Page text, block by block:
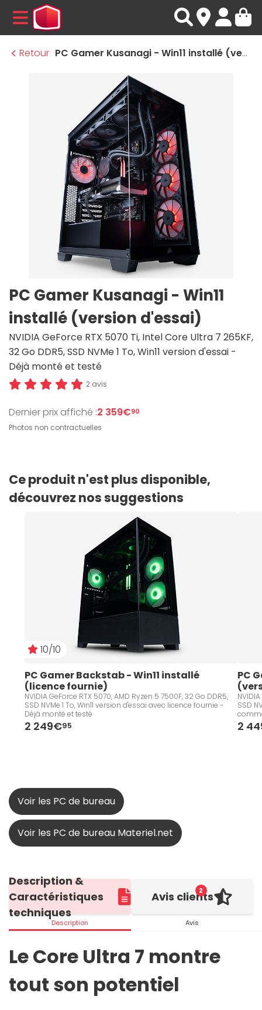
MENU
Retour
PC Gamer Kusanagi - Win11 installé (version d'essai)
PC Gamer Kusanagi - Win11
installé (version d'essai)
NVIDIA GeForce RTX 5070 Ti, Intel Core Ultra 7 265KF,
32 Go DDR5, SSD NVMe 1 To, Win11 version d'essai -
Déjà monté et testé
2 avis
Dernier prix affiché :2 359€90
Photos non contractuelles
Ce produit n'est plus disponible,
découvrez nos suggestions
10/10
PC Gamer Backstab - Win11 installé
(licence fournie)
NVIDIA GeForce RTX 5070, AMD Ryzen 5 7500F, 32 Go DDR5,
SSD NVMe 1 To, Win11 version d'essai avec licence fournie -
Déjà monté et testé
2 249€95
PC
SSD
2
Voir les PC de bureau
Voir les PC de bureau Materiel.net
Description &
Caractéristiques
techniques
Description
2
Avis clients
Avis
Le Core Ultra 7 montre
tout son potentiel